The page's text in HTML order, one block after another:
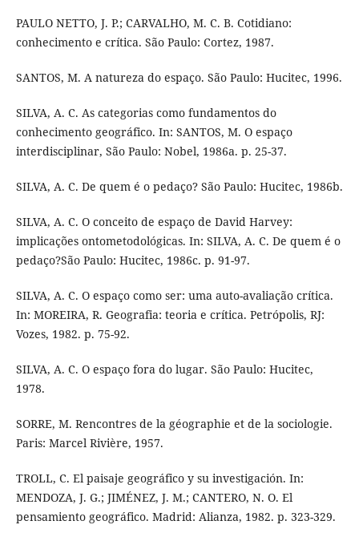
PAULO NETTO, J. P.; CARVALHO, M. C. B. Cotidiano:
conhecimento e crítica. São Paulo: Cortez, 1987.
SANTOS, M. A natureza do espaço. São Paulo: Hucitec, 1996.
SILVA, A. C. As categorias como fundamentos do
conhecimento geográfico. In: SANTOS, M. O espaço
interdisciplinar, São Paulo: Nobel, 1986a. p. 25-37.
SILVA, A. C. De quem é o pedaço? São Paulo: Hucitec, 1986b.
SILVA, A. C. O conceito de espaço de David Harvey:
implicações ontometodológicas. In: SILVA, A. C. De quem é o
pedaço?São Paulo: Hucitec, 1986c. p. 91-97.
SILVA, A. C. O espaço como ser: uma auto-avaliação crítica.
In: MOREIRA, R. Geografia: teoria e crítica. Petrópolis, RJ:
Vozes, 1982. p. 75-92.
SILVA, A. C. O espaço fora do lugar. São Paulo: Hucitec,
1978.
SORRE, M. Rencontres de la géographie et de la sociologie.
Paris: Marcel Rivière, 1957.
TROLL, C. El paisaje geográfico y su investigación. In:
MENDOZA, J. G.; JIMÉNEZ, J. M.; CANTERO, N. O. El
pensamiento geográfico. Madrid: Alianza, 1982. p. 323-329.